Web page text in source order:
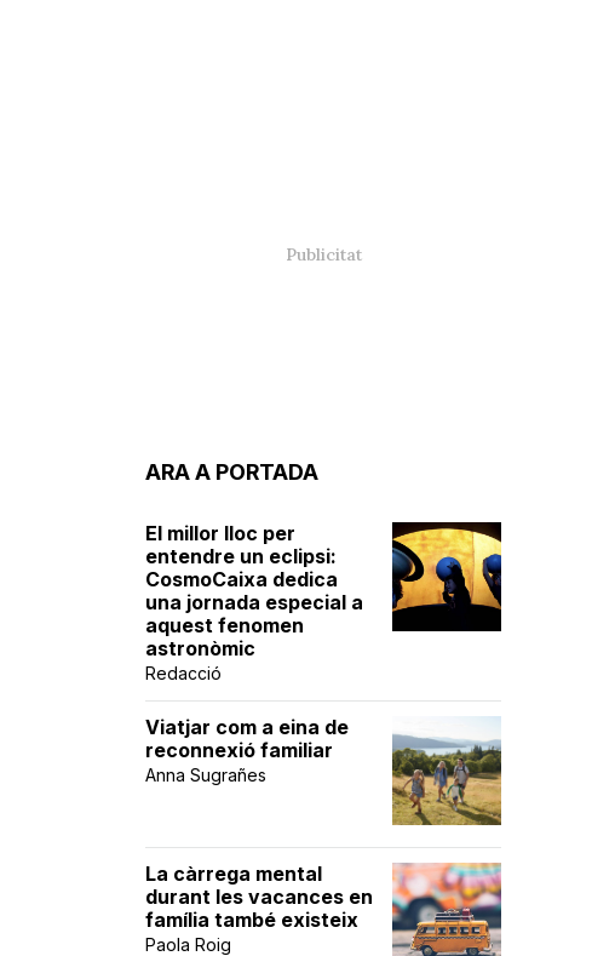
ARA A PORTADA
El millor lloc per
entendre un eclipsi:
CosmoCaixa dedica
una jornada especial a
aquest fenomen
astronòmic
Redacció
Viatjar com a eina de
reconnexió familiar
Anna Sugrañes
La càrrega mental
durant les vacances en
família també existeix
Paola Roig